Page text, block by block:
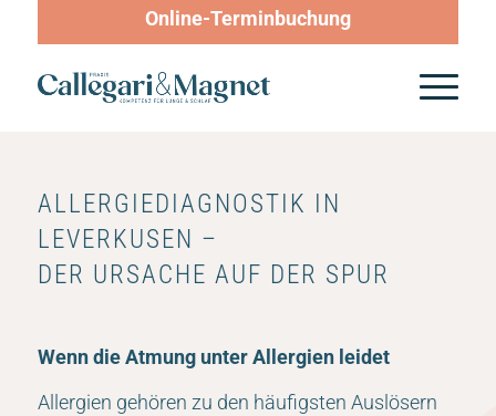
Online-Terminbuchung
ALLERGIEDIAGNOSTIK IN
LEVERKUSEN –
DER URSACHE AUF DER SPUR
Wenn die Atmung unter Allergien leidet
Allergien gehören zu den häufigsten Auslösern